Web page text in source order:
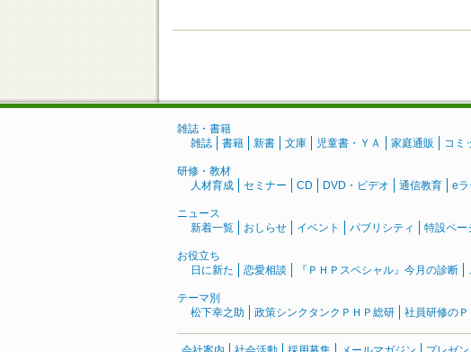
雑誌・書籍
雑誌
書籍 新書 文庫 児童書・ＹＡ 家庭通販 コミ
研修・教材
人材育成
セミナー CD DVD・ビデオ 通信教育 e
ニュース
新着一覧
おしらせ イベント パブリシティ 特設ペー
お役立ち
日に新た
恋愛相談 『ＰＨＰスペシャル』今月の診断
テーマ別
松下幸之助
政策シンクタンクＰＨＰ総研 社員研修の